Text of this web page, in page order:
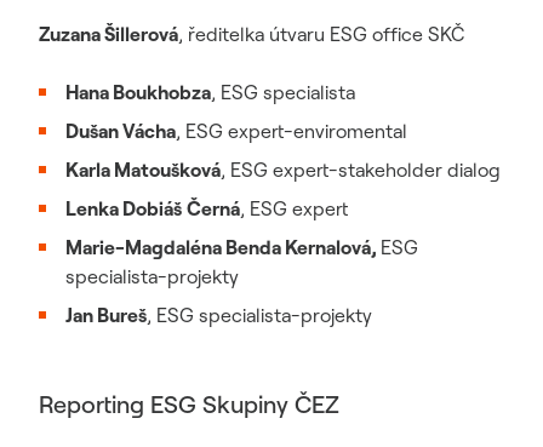
Zuzana Šillerová, ředitelka útvaru ESG office SKČ
Hana Boukhobza, ESG specialista
Dušan Vácha, ESG expert-enviromental
Karla Matoušková, ESG expert-stakeholder dialog
Lenka Dobiáš Černá, ESG expert
Marie-Magdaléna Benda Kernalová, ESG
specialista-projekty
Jan Bureš, ESG specialista-projekty
Reporting ESG Skupiny ČEZ